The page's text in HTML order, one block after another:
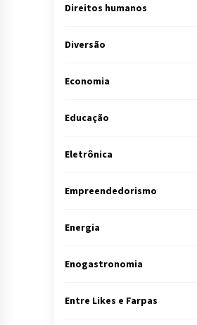
Direitos humanos
Diversão
Economia
Educação
Eletrônica
Empreendedorismo
Energia
Enogastronomia
Entre Likes e Farpas